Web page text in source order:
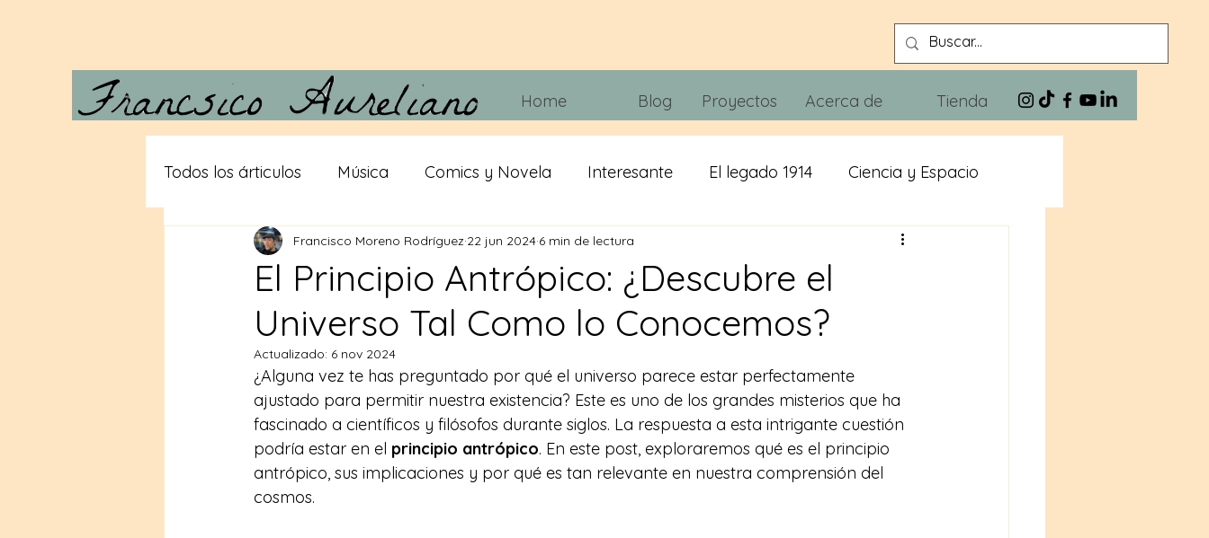
Home Blog Proyectos Acerca de Tienda
Todos los árticulos Música Comics y Novela Interesante El legado 1914 Ciencia y Espacio
Carta a Vera Desde las tripas Juegos Tecnología Xivra The Blues
Gigantes Teorias conspiracion cerveza IA Misticismo
El Principio Antrópico: ¿Descubre el
Universo Tal Como lo Conocemos?
Francisco Moreno Rodríguez 22 jun 2024 6 min de lectura
Actualizado: 6 nov 2024
¿Alguna vez te has preguntado por qué el universo parece estar perfectamente
ajustado para permitir nuestra existencia? Este es uno de los grandes misterios que ha
fascinado a científicos y filósofos durante siglos. La respuesta a esta intrigante cuestión
podría estar en el principio antrópico. En este post, exploraremos qué es el principio
antrópico, sus implicaciones y por qué es tan relevante en nuestra comprensión del
cosmos.